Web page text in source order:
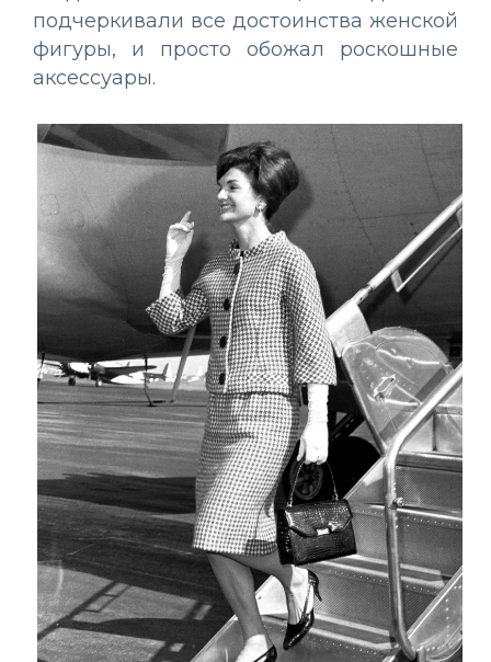
подчеркивали все достоинства женской
фигуры, и просто обожал роскошные
аксессуары.